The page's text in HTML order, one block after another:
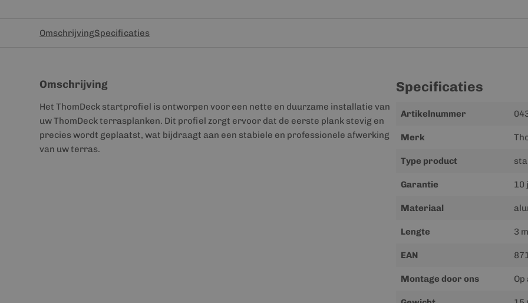
OmschrijvingSpecificaties
Omschrijving
Het ThomDeck startprofiel is ontworpen voor een nette en duurzame installatie van
uw ThomDeck terrasplanken. Dit profiel zorgt ervoor dat de eerste plank stevig en
precies wordt geplaatst, wat bijdraagt aan een stabiele en professionele afwerking
van uw terras.
Specificaties
Meer
Artikelnummer
Merk
Type product
Garantie 10
Materiaal
Lengte 3
EAN
Montage door ons